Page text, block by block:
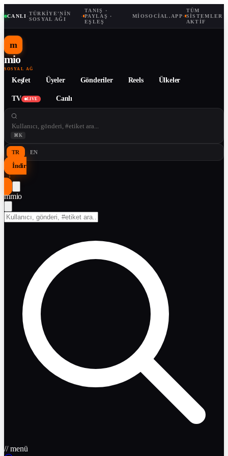
CANLI ·TÜRKIYE'NIN
SOSYAL AĞI
·
TANIŞ ·
PAYLAŞ ·
EŞLEŞ
MIOSOCIAL.APP·
TÜM
SISTEMLER
AKTIF
m
mio
SOSYAL AĞ
Keşfet Üyeler Gönderiler Reels Ülkeler
TV LIVE Canlı
⌘K
TR EN
İndir
↓
mmio
// menü